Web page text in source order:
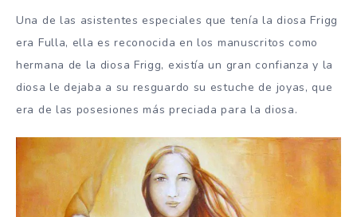
Una de las asistentes especiales que tenía la diosa Frigg
era Fulla, ella es reconocida en los manuscritos como
hermana de la diosa Frigg, existía un gran confianza y la
diosa le dejaba a su resguardo su estuche de joyas, que
era de las posesiones más preciada para la diosa.